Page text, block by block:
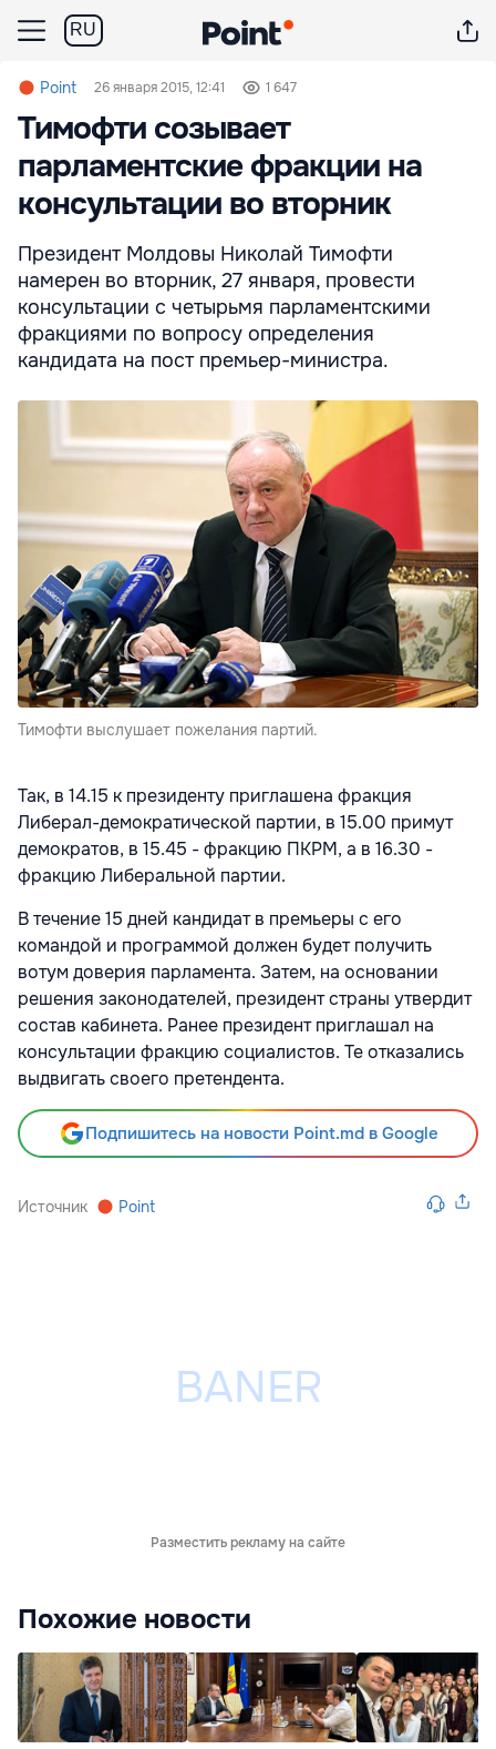
RU
Point 26 января 2015, 12:41 1 647
Тимофти созывает
парламентские фракции на
консультации во вторник
Президент Молдовы Николай Тимофти
намерен во вторник, 27 января, провести
консультации с четырьмя парламентскими
фракциями по вопросу определения
кандидата на пост премьер-министра.
Тимофти выслушает пожелания партий.
Так, в 14.15 к президенту приглашена фракция
Либерал-демократической партии, в 15.00 примут
демократов, в 15.45 - фракцию ПКРМ, а в 16.30 -
фракцию Либеральной партии.
В течение 15 дней кандидат в премьеры с его
командой и программой должен будет получить
вотум доверия парламента. Затем, на основании
решения законодателей, президент страны утвердит
состав кабинета. Ранее президент приглашал на
консультации фракцию социалистов. Те отказались
выдвигать своего претендента.
Подпишитесь на новости Point.md в Google
Источник Point
Разместить рекламу на сайте
Похожие новости